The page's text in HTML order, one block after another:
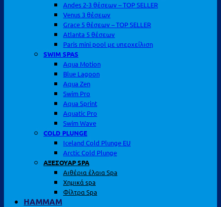
Andes 2-3 θέσεων – TOP SELLER
Venus 3 θέσεων
Grace 5 θέσεων – TOP SELLER
Atlanta 5 θέσεων
Paris mini pool με υπερχείλιση
SWIM SPAS
Aqua Motion
Blue Lagoon
Aqua Zen
Swim Pro
Aqua Sprint
Aquatic Pro
Swim Wave
COLD PLUNGE
Iceland Cold Plunge EU
Arctic Cold Plunge
ΑΞΕΣΟΥΑΡ SPA
Αιθέρια έλαια Spa
Χημικά spa
Φίλτρα Spa
HAMMAM